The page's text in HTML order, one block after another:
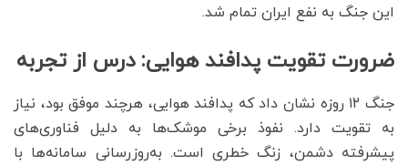
این جنگ به نفع ایران تمام شد.
ضرورت تقویت پدافند هوایی: درس از تجربه
جنگ ۱۲ روزه نشان داد که پدافند هوایی، هرچند موفق بود، نیاز
به تقویت دارد. نفوذ برخی موشک‌ها به دلیل فناوری‌های
پیشرفته دشمن، زنگ خطری است. به‌روزرسانی سامانه‌ها با